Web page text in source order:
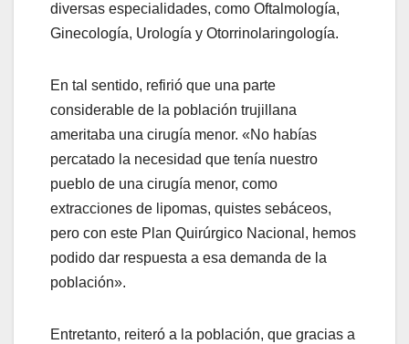
diversas especialidades, como Oftalmología,
Ginecología, Urología y Otorrinolaringología.
En tal sentido, refirió que una parte
considerable de la población trujillana
ameritaba una cirugía menor. «No habías
percatado la necesidad que tenía nuestro
pueblo de una cirugía menor, como
extracciones de lipomas, quistes sebáceos,
pero con este Plan Quirúrgico Nacional, hemos
podido dar respuesta a esa demanda de la
población».
Entretanto, reiteró a la población, que gracias a